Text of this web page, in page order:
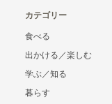
カテゴリー
食べる
出かける／楽しむ
学ぶ／知る
暮らす